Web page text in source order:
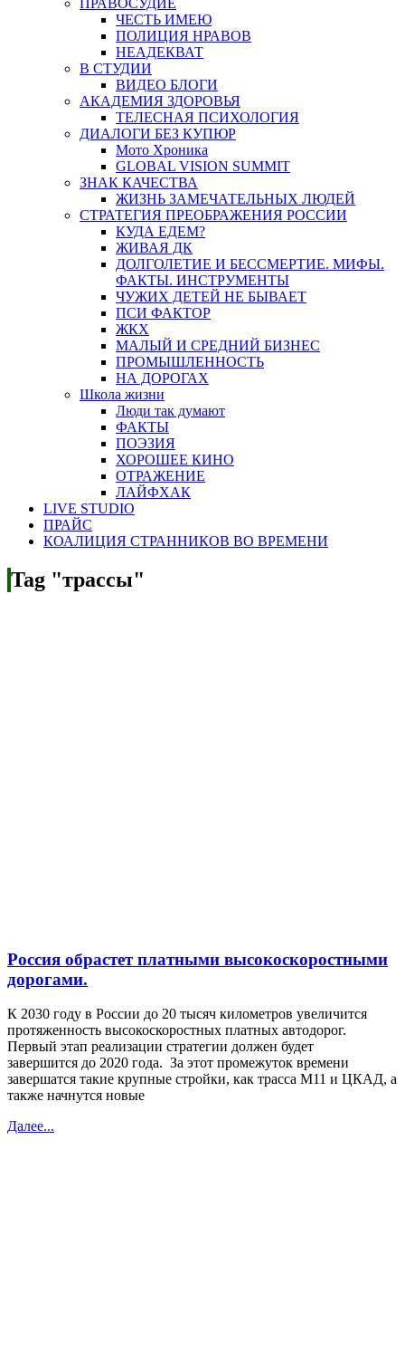
ПРАВОСУДИЕ
ЧЕСТЬ ИМЕЮ
ПОЛИЦИЯ НРАВОВ
НЕАДЕКВАТ
В СТУДИИ
ВИДЕО БЛОГИ
АКАДЕМИЯ ЗДОРОВЬЯ
ТЕЛЕСНАЯ ПСИХОЛОГИЯ
ДИАЛОГИ БЕЗ КУПЮР
Мото Хроника
GLOBAL VISION SUMMIT
ЗНАК КАЧЕСТВА
ЖИЗНЬ ЗАМЕЧАТЕЛЬНЫХ ЛЮДЕЙ
СТРАТЕГИЯ ПРЕОБРАЖЕНИЯ РОССИИ
КУДА ЕДЕМ?
ЖИВАЯ ДК
ДОЛГОЛЕТИЕ И БЕССМЕРТИЕ. МИФЫ.
ФАКТЫ. ИНСТРУМЕНТЫ
ЧУЖИХ ДЕТЕЙ НЕ БЫВАЕТ
ПСИ ФАКТОР
ЖКХ
МАЛЫЙ И СРЕДНИЙ БИЗНЕС
ПРОМЫШЛЕННОСТЬ
НА ДОРОГАХ
Школа жизни
Люди так думают
ФАКТЫ
ПОЭЗИЯ
ХОРОШЕЕ КИНО
ОТРАЖЕНИЕ
ЛАЙФХАК
LIVE STUDIO
ПРАЙС
КОАЛИЦИЯ СТРАННИКОВ ВО ВРЕМЕНИ
Tag "трассы"
Россия обрастет платными высокоскоростными
дорогами.
К 2030 году в России до 20 тысяч километров увеличится
протяженность высокоскоростных платных автодорог.
Первый этап реализации стратегии должен будет
завершится до 2020 года. За этот промежуток времени
завершатся такие крупные стройки, как трасса М11 и ЦКАД, а
также начнутся новые
Далее...